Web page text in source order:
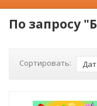
По запросу
Сортировать: